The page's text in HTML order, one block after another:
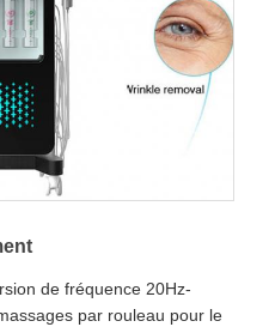
de fréquence 20Hz-
par rouleau pour le